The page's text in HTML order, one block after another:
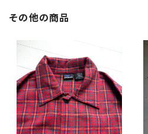
その他の商品